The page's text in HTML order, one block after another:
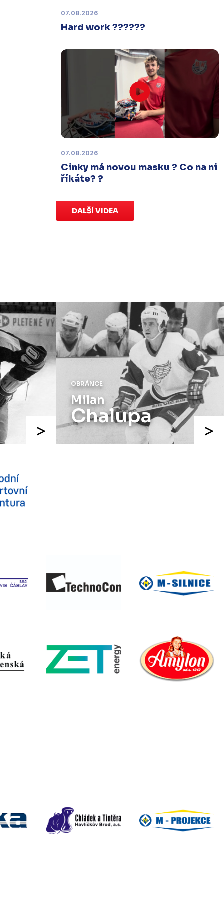
Úterý 27. ledna |Utkání 32. kola v
, které se mělo původně
odehrát 31. ledna, bylo z důvodu
marodky Králů
odloženo. Kluby se
domluvily na náhradním termínu,
Bruslaři se s Pískem utkají venku
pondělí 16. února od 18:00
Charitativní aukce
Sobota 3. ledna | Vydražte si na
na pomoc předčasně narozeným
dětem.Charitativní aukce
proti Ústí nad Labem, které se mělo
původně odehrát 15. listopadu, bylo z
důvodu marodky Slovanuodloženo
Kluby se domluvily na náhradním
termínu, Bruslaři se s Ústím nad
Labem utkají domav Kotlině ve
středu 26. listopadu od 18:00
07.08.2026
Hard work ??????
07.08.2026
Cinky má novou masku ? Co na ni
říkáte? ?
DALŠÍ VIDEA
OBRÁNCE
Milan
Chalupa